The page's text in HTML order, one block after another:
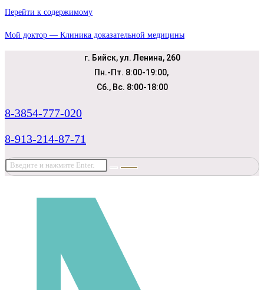
Перейти к содержимому
Мой доктор — Клиника доказательной медицины
г. Бийск, ул. Ленина, 260
Пн.-Пт. 8:00-19:00,
Сб., Вс. 8:00-18:00
8-3854-777-020
8-913-214-87-71